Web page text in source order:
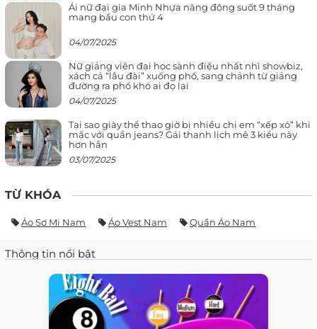
Ái nữ đại gia Minh Nhựa năng động suốt 9 tháng
mang bầu con thứ 4
04/07/2025
Nữ giảng viên đại học sành điệu nhất nhì showbiz,
xách cả “lâu đài” xuống phố, sang chảnh từ giảng
đường ra phố khó ai đọ lại
04/07/2025
Tại sao giày thể thao giờ bị nhiều chị em “xếp xó” khi
mặc với quần jeans? Gái thanh lịch mê 3 kiểu này
hơn hẳn
03/07/2025
TỪ KHÓA
Áo Sơ Mi Nam Áo Vest Nam Quần Áo Nam
Thông tin nổi bật